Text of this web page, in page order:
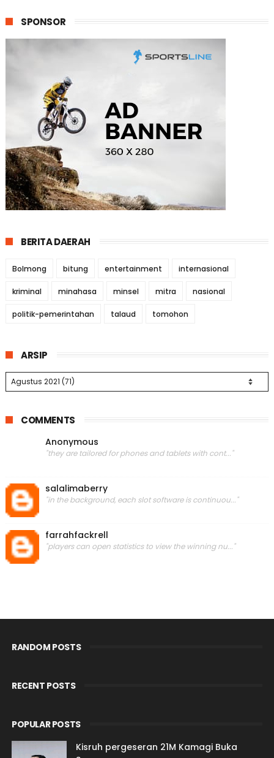
SPONSOR
BERITA DAERAH
Bolmong bitung entertainment internasional
kriminal minahasa minsel mitra nasional
politik-pemerintahan talaud tomohon
ARSIP
COMMENTS
Anonymous
"they are tailored for phones and tablets with cont..."
salalimaberry
"in the background, each slot software is continuou..."
farrahfackrell
"players can open statistics to view the winning nu..."
RANDOM POSTS
RECENT POSTS
POPULAR POSTS
Kisruh pergeseran 21M Kamagi Buka